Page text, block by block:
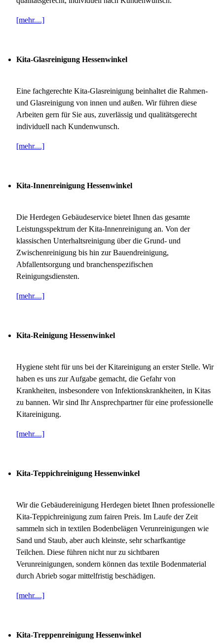
[mehr....]
Kita-Glasreinigung Hessenwinkel
Eine fachgerechte Kita-Glasreinigung beinhaltet die Rahmen-
und Glasreinigung von innen und außen. Wir führen diese
Arbeiten gern für Sie aus, zuverlässig und qualitätsgerecht
individuell nach Kundenwunsch.
[mehr....]
Kita-Innenreinigung Hessenwinkel
Die Herdegen Gebäudeservice bietet Ihnen das gesamte
Leistungsspektrum der Kita-Innenreinigung an. Von der
klassischen Unterhaltsreinigung über die Grund- und
Zwischenreinigung bis hin zur Bauendreinigung,
Abfallentsorgung und branchenspezifischen
Reinigungsdiensten.
[mehr....]
Kita-Reinigung Hessenwinkel
Hygiene steht für uns bei der Kitareinigung an erster Stelle. Wir
haben es uns zur Aufgabe gemacht, die Gefahr von
Krankheiten, insbesondere von Infektionskrankheiten, in Kitas
zu bannen. Wir sind Ihr Ansprechpartner für eine professionelle
Kitareinigung.
[mehr....]
Kita-Teppichreinigung Hessenwinkel
Wir die Gebäudereinigung Herdegen bietet Ihnen professionelle
Kita-Teppichreinigung zum fairen Preis. Im Laufe der Zeit
sammeln sich in textilen Bodenbelägen Verunreinigungen wie
Sand und Staub, aber auch kleinste, sehr scharfkantige
Teilchen. Diese führen nicht nur zu sichtbaren
Verunreinigungen, sondern können das textile Bodenmaterial
durch Abrieb sogar mittelfristig beschädigen.
[mehr....]
Kita-Treppenreinigung Hessenwinkel